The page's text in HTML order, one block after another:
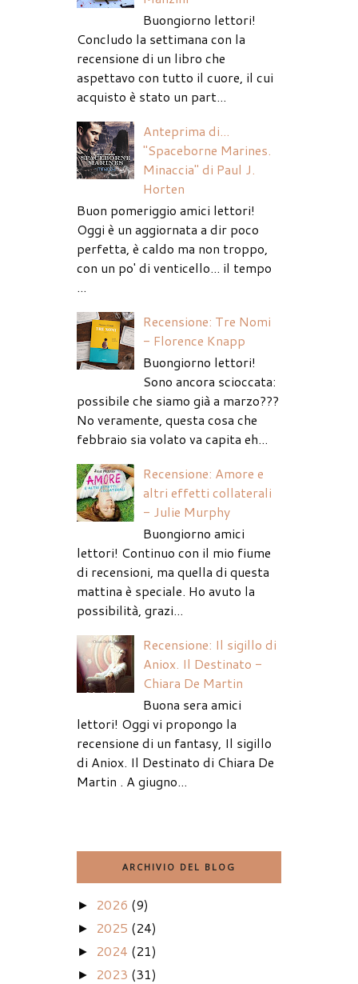
Buongiorno lettori!
Concludo la settimana con la
recensione di un libro che
aspettavo con tutto il cuore, il cui
acquisto è stato un part...
Anteprima di...
"Spaceborne Marines.
Minaccia" di Paul J.
Horten
Buon pomeriggio amici lettori!
Oggi è un aggiornata a dir poco
perfetta, è caldo ma non troppo,
con un po' di venticello... il tempo
...
Recensione: Tre Nomi
- Florence Knapp
Buongiorno lettori!
Sono ancora scioccata:
possibile che siamo già a marzo???
No veramente, questa cosa che
febbraio sia volato va capita eh...
Recensione: Amore e
altri effetti collaterali
- Julie Murphy
Buongiorno amici
lettori! Continuo con il mio fiume
di recensioni, ma quella di questa
mattina è speciale. Ho avuto la
possibilità, grazi...
Recensione: Il sigillo di
Aniox. Il Destinato -
Chiara De Martin
Buona sera amici
lettori! Oggi vi propongo la
recensione di un fantasy, Il sigillo
di Aniox. Il Destinato di Chiara De
Martin . A giugno...
ARCHIVIO DEL BLOG
► 2026 (9)
► 2025 (24)
► 2024 (21)
► 2023 (31)